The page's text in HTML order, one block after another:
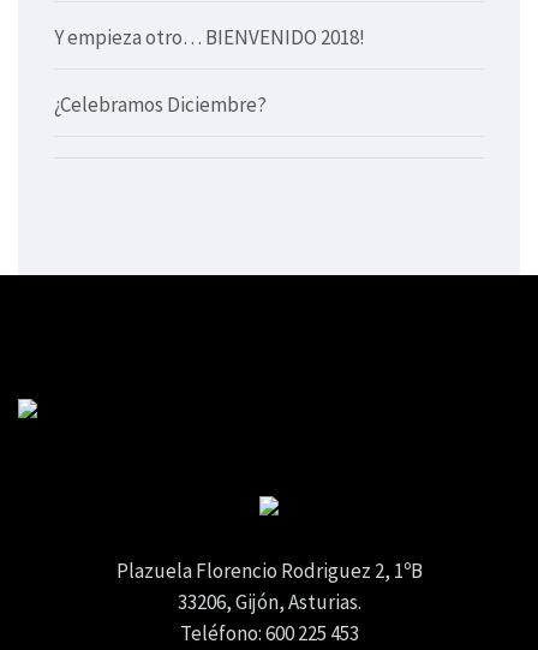
Y empieza otro… BIENVENIDO 2018!
¿Celebramos Diciembre?
Plazuela Florencio Rodriguez 2, 1ºB
33206, Gijón, Asturias.
Teléfono: 600 225 453